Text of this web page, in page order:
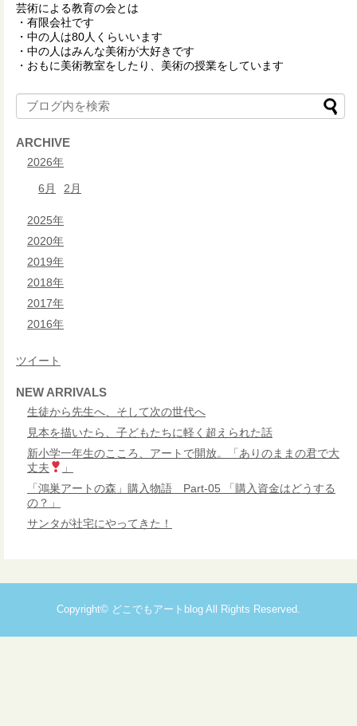
芸術による教育の会とは
・有限会社です
・中の人は80人くらいいます
・中の人はみんな美術が大好きです
・おもに美術教室をしたり、美術の授業をしています
ARCHIVE
2026年
6月 2月
2025年
2020年
2019年
2018年
2017年
2016年
ツイート
NEW ARRIVALS
生徒から先生へ、そして次の世代へ
見本を描いたら、子どもたちに軽く超えられた話
新小学一年生のこころ、アートで開放。「ありのままの君で大
丈夫
」
「鴻巣アートの森」購入物語 Part-05 「購入資金はどうする
の？」
サンタが社宅にやってきた！
Copyright© どこでもアートblog All Rights Reserved.